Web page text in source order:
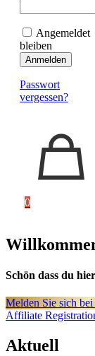
Angemeldet
bleiben
Anmelden
Passwort
vergessen?
0
Schön dass du
Melden Sie sich
Affiliate
Aktuell